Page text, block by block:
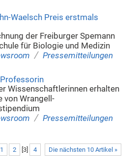
Waelsch Preis erstmals
der Freiburger Spemann
für Biologie und Medizin
/ Pressemitteilungen
Wissenschaftlerinnen erhalten
von Wrangell-
/ Pressemitteilungen
Die nächsten 10 Artikel »
1 2 3]
4